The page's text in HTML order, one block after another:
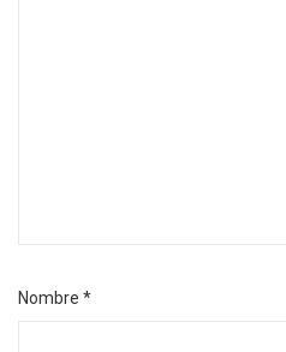
Nombre *